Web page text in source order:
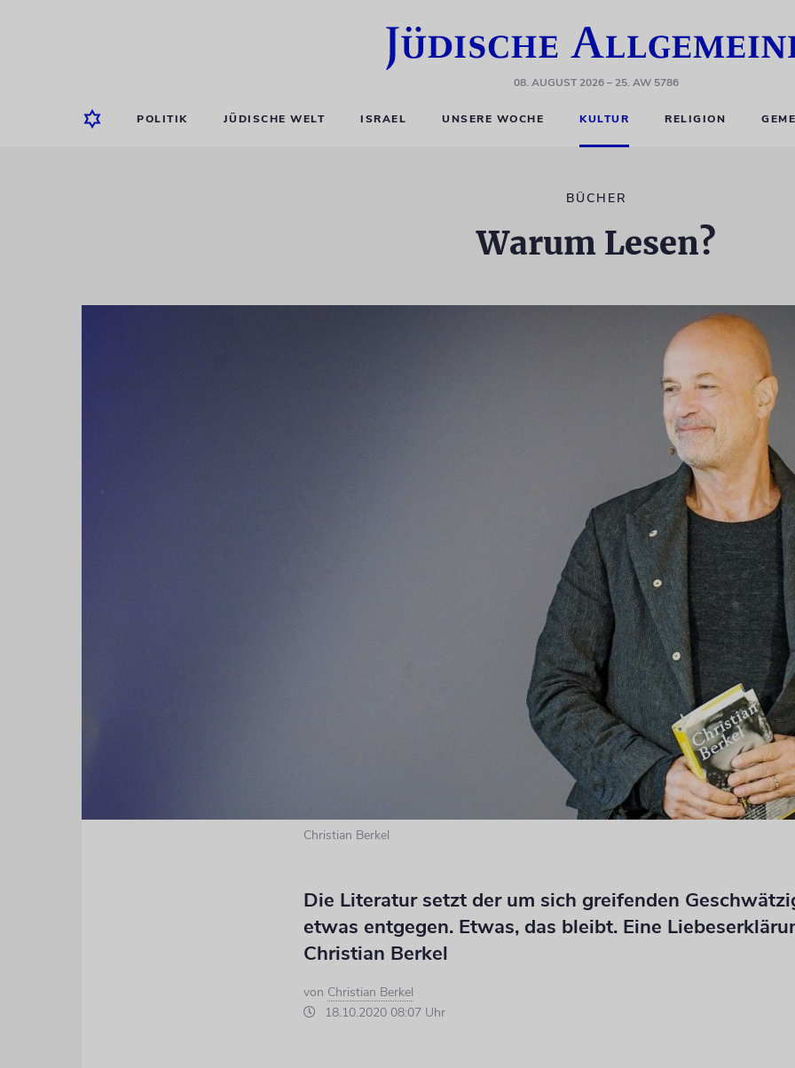
08. AUGUST 2026– 25. AW 5786
POLITIK JÜDISCHE WELT ISRAEL UNSERE WOCHE KULTUR RELIGION
BÜCHER
Warum Lesen?
Christian Berkel
Die Literatur setzt der um sich greifenden
etwas entgegen. Etwas, das bleibt. Eine
Christian Berkel
von Christian Berkel
18.10.2020 08:07 Uhr